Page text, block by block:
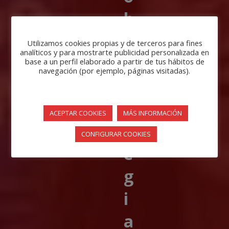
b
r
e
o
l
e
g
i
a
Utilizamos cookies propias y de terceros para fines
analíticos y para mostrarte publicidad personalizada en
base a un perfil elaborado a partir de tus hábitos de
navegación (por ejemplo, páginas visitadas).
ACEPTAR COOKIES MÁS INFORMACIÓN
CONFIGURAR COOKIES